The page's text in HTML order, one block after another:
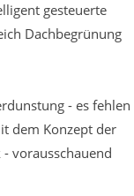
gesteuerte
Dachbegrünung
- es fehlen
dem Konzept der
vorausschauend